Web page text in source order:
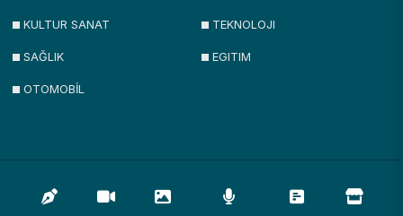
KULTUR SANAT TEKNOLOJI
SAĞLIK EGITIM
OTOMOBİL